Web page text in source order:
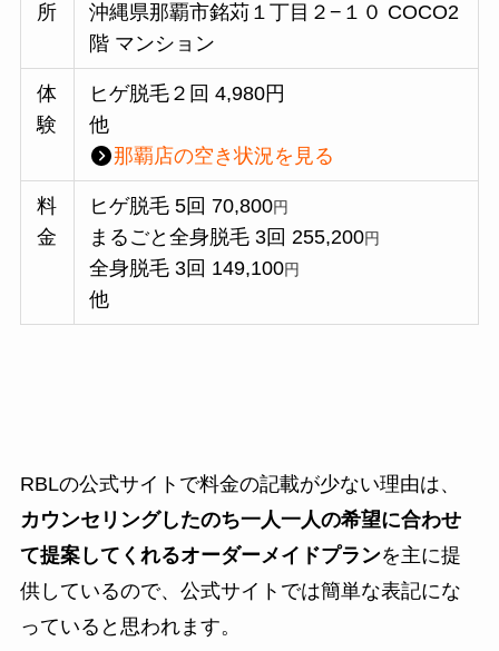
所
沖縄県那覇市銘苅１丁目２−１０ COCO2
階 マンション
体
験
ヒゲ脱毛２回 4,980円
他
那覇店の空き状況を見る
料
金
ヒゲ脱毛 5回 70,800円
まるごと全身脱毛 3回 255,200円
全身脱毛 3回 149,100円
他
RBLの公式サイトで料金の記載が少ない理由は、
カウンセリングしたのち一人一人の希望に合わせ
て提案してくれるオーダーメイドプランを主に提
供しているので、公式サイトでは簡単な表記にな
っていると思われます。